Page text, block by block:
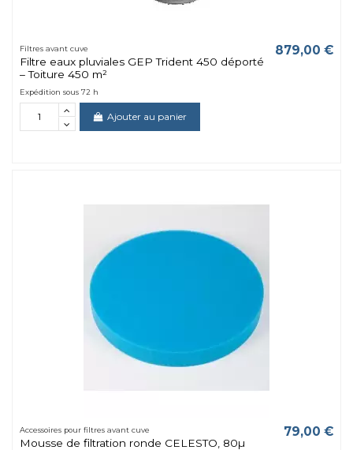
Filtres avant cuve
Filtre eaux pluviales GEP Trident 450 déporté
– Toiture 450 m²
879,00 €
Expédition sous 72 h
Ajouter au panier
Accessoires pour filtres avant cuve
Mousse de filtration ronde CELESTO, 80µ
79,00 €